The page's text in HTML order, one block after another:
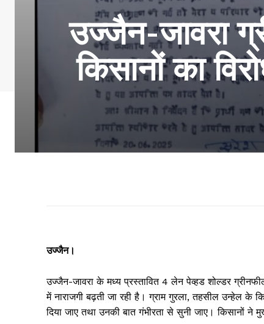
उज्जैन-जावरा
किसानों का
उज्जैन।
उज्जैन-जावरा के मध्य प्रस्तावित 4 लेन पेव्हड शोल्डर
में नाराजगी बढ़ती जा रही है। ग्राम गुरला, तहसील उन्हेल
दिया जाए तथा उनकी बात गंभीरता से सुनी जाए। किसानों ने